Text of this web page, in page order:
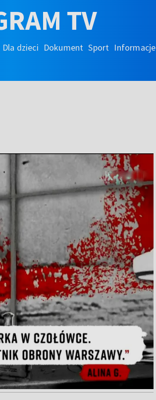
TV
Dla dzieci Dokument Sport Informacje